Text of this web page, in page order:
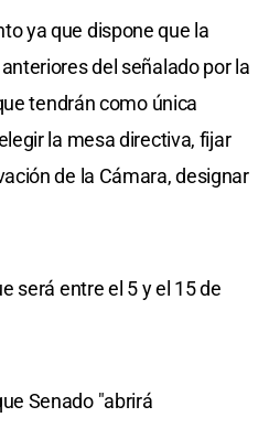
ya que dispone que la
del señalado por la
tendrán como única
la mesa directiva, fijar
de la Cámara, designar
será entre el 5 y el 15 de
Senado "abrirá